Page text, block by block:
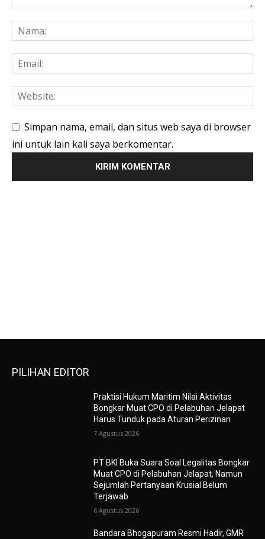
Simpan nama, email, dan situs web saya di browser
ini untuk lain kali saya berkomentar.
PILIHAN EDITOR
Praktisi Hukum Maritim Nilai Aktivitas
Bongkar Muat CPO di Pelabuhan Jelapat
Harus Tunduk pada Aturan Perizinan
7 Agustus 2026
PT BKI Buka Suara Soal Legalitas Bongkar
Muat CPO di Pelabuhan Jelapat, Namun
Sejumlah Pertanyaan Krusial Belum
Terjawab
6 Agustus 2026
Bandara Bhogapuram Resmi Hadir, GMR